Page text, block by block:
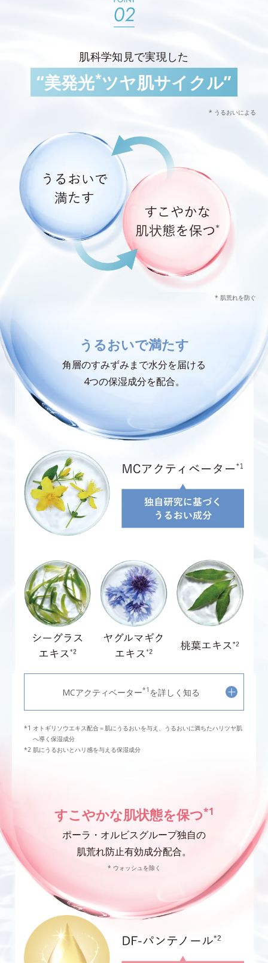
肌科学知見で実現した
“美発光*ツヤ肌サイクル”
* うるおいによる
* 肌荒れを防ぐ
うるおいで満たす
角層のすみずみまで水分を届ける
4つの保湿成分を配合。
MCアクティベーター*1 を詳しく知る
オトギリソウエキス配合＝肌にうるおいを与え、うるおいに満ちたハリツヤ肌
へ導く保湿成分
肌にうるおいとハリ感を与える保湿成分
すこやかな肌状態を保つ*1
ポーラ・オルビスグループ独自の
肌荒れ防止有効成分配合。
* ウォッシュを除く